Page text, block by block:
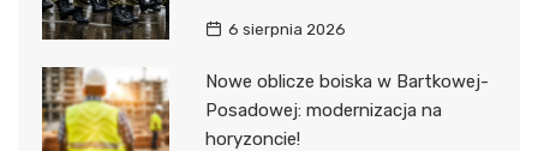
6 sierpnia 2026
Nowe oblicze boiska w Bartkowej-
Posadowej: modernizacja na
horyzoncie!